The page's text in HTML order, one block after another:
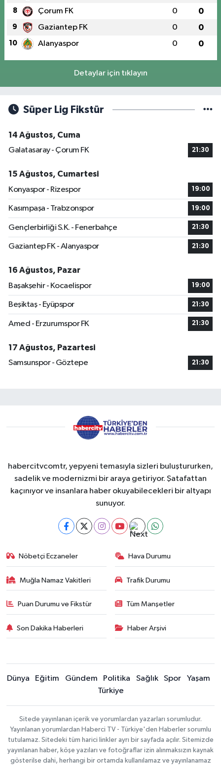
8 Çorum FK 0 0
9 Gaziantep FK 0 0
10 Alanyaspor 0 0
Detaylar için tıklayın
Süper Lig Fikstür
14 Ağustos, Cuma
Galatasaray - Çorum FK
21:30
15 Ağustos, Cumartesi
Konyaspor - Rizespor
19:00
Kasımpaşa - Trabzonspor 19:00
Gençlerbirliği S.K. - Fenerbahçe 21:30
Gaziantep FK - Alanyaspor 21:30
16 Ağustos, Pazar
Başakşehir - Kocaelispor
19:00
Beşiktaş - Eyüpspor 21:30
Amed - Erzurumspor FK 21:30
17 Ağustos, Pazartesi
Samsunspor - Göztepe
21:30
habercitvcomtr, yepyeni temasıyla sizleri buluştururken,
sadelik ve modernizmi bir araya getiriyor. Şatafattan
kaçınıyor ve insanlara haber okuyabilecekleri bir altyapı
sunuyor.
Nöbetçi Eczaneler Hava Durumu
Muğla Namaz Vakitleri Trafik Durumu
Puan Durumu ve Fikstür Tüm Manşetler
Son Dakika Haberleri Haber Arşivi
Dünya Eğitim Gündem Politika Sağlık Spor
Yaşam
Türkiye
Sitede yayınlanan içerik ve yorumlardan yazarları sorumludur.
Yayınlanan yorumlardan Haberci TV - Türkiye'den Haberler sorumlu
tutulamaz. Sitedeki tüm harici linkler ayrı bir sayfada açılır. Sitemizde
yayınlanan haber, köşe yazıları ve fotoğraflar izin alınmaksızın kaynak
gösterilse dahi, herhangi bir ortamda kullanılamaz ve yayınlanamaz